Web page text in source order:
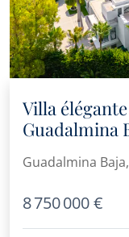
Villa
Guadalmina
Guadalmina
8 750 000 €